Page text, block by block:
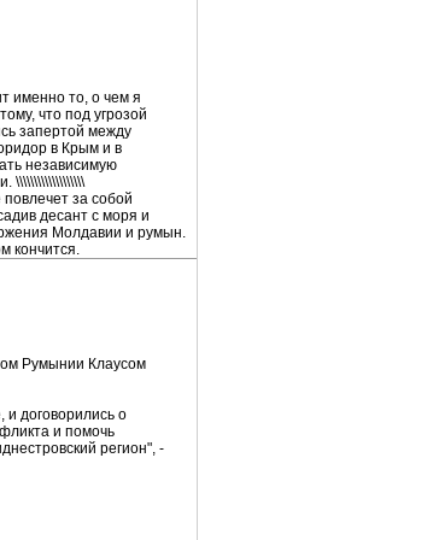
именно то, о чем я
что под угрозой
запертой между
в Крым и в
независимую
\\\\\\\\\\\\\\\\\\\
за собой
десант с моря и
Молдавии и румын.
кончится.
Румынии Клаусом
договорились о
и помочь
регион", -